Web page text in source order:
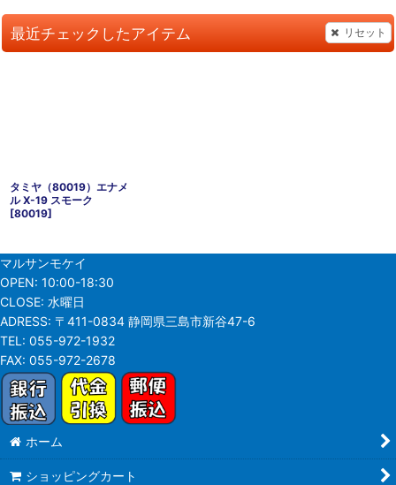
最近チェックしたアイテム リセット
タミヤ（80019）エナメ
ル X-19 スモーク
[80019]
マルサンモケイ
OPEN: 10:00-18:30
CLOSE: 水曜日
ADRESS: 〒411-0834 静岡県三島市新谷47-6
TEL: 055-972-1932
FAX: 055-972-2678
ホーム
ショッピングカート